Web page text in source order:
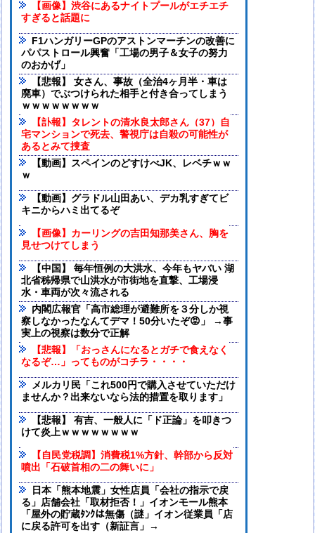
【画像】渋谷にあるナイトプールがエチエチ
すぎると話題に
F1ハンガリーGPのアストンマーチンの改善に
パパストロール興奮「工場の男子＆女子の努力
のおかげ」
【悲報】 女さん、事故（全治4ヶ月半・車は
廃車）でぶつけられた相手と付き合ってしまう
ｗｗｗｗｗｗｗｗ
【訃報】タレントの清水良太郎さん（37）自
宅マンションで死去、警視庁は自殺の可能性が
あるとみて捜査
【動画】スペインのどすけべJK、レベチｗｗ
ｗ
【動画】グラドル山田あい、デカ乳すぎてビ
キニからハミ出てるぞ
【画像】カーリングの吉田知那美さん、胸を
見せつけてしまう
【中国】 毎年恒例の大洪水、今年もヤバい 湖
北省秭帰県で山洪水が市街地を直撃、工場浸
水・車両が次々流される
内閣広報官「高市総理が避難所を３分しか視
察しなかったなんてデマ！50分いたぞ😡」 →事
実上の視察は数分で正解
【悲報】「おっさんになるとガチで食えなく
なるぞ…」ってものがコチラ・・・・
メルカリ民「これ500円で購入させていただけ
ませんか？出来ないなら法的措置を取ります」
【悲報】 有吉、一般人に「ド正論」を叩きつ
けて炎上ｗｗｗｗｗｗｗｗ
【自民党税調】消費税1%方針、幹部から反対
噴出「石破首相の二の舞いに」
日本「熊本地震」女性店員「会社の指示で戻
る」店舗会社「取材拒否！」イオンモール熊本
「屋外の貯蔵ﾀﾝｸは無傷（謎」イオン従業員「店
に戻る許可を出す（新証言」→